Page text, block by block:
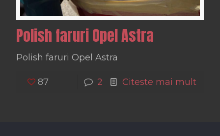
Polish faruri Opel Astra
Polish faruri Opel Astra
87 2 Citeste mai mult